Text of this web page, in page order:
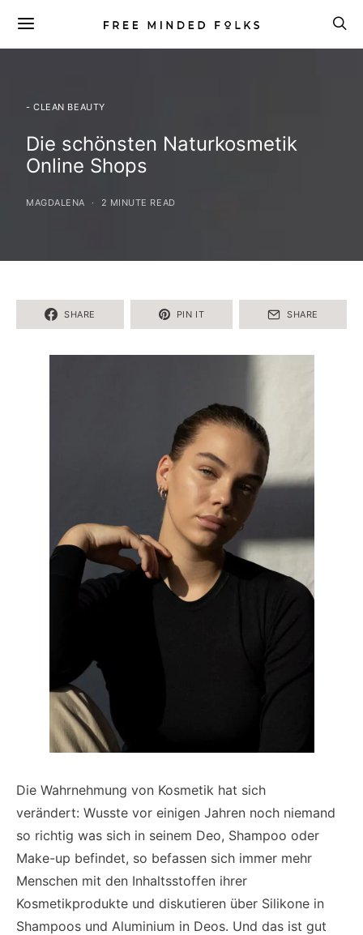
- CLEAN BEAUTY
Die schönsten Naturkosmetik
Online Shops
MAGDALENA 2 MINUTE READ
SHARE PIN IT SHARE
Die Wahrnehmung von Kosmetik hat sich
verändert: Wusste vor einigen Jahren noch niemand
so richtig was sich in seinem Deo, Shampoo oder
Make-up befindet, so befassen sich immer mehr
Menschen mit den Inhaltsstoffen ihrer
Kosmetikprodukte und diskutieren über Silikone in
Shampoos und Aluminium in Deos. Und das ist gut